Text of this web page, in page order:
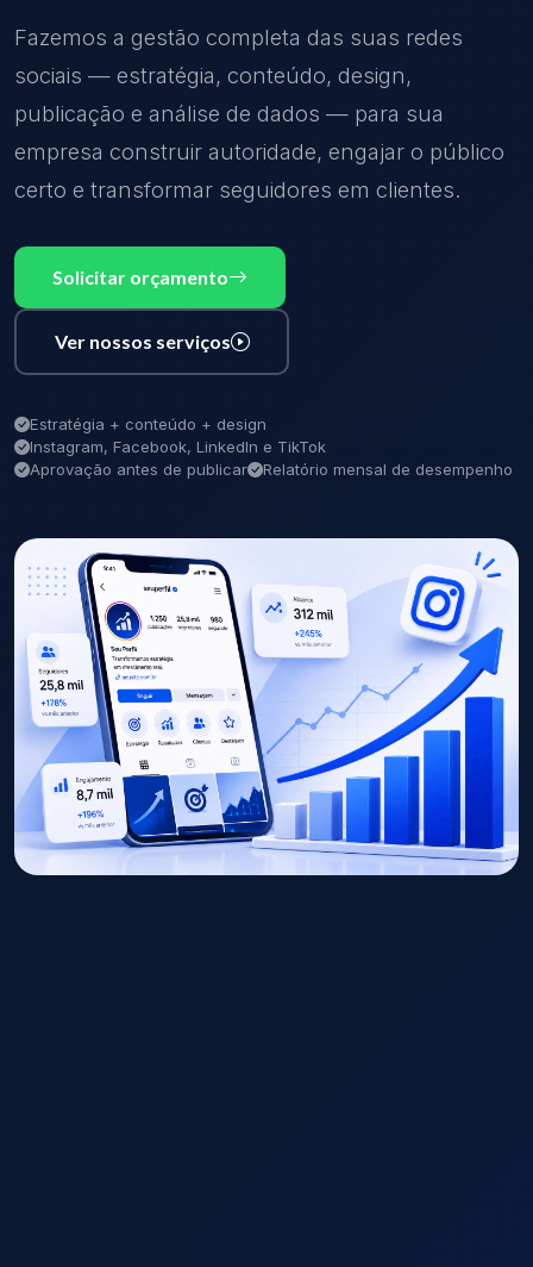
Fazemos a gestão completa das suas redes
sociais — estratégia, conteúdo, design,
publicação e análise de dados — para sua
empresa construir autoridade, engajar o público
certo e transformar seguidores em clientes.
Solicitar orçamento
Ver nossos serviços
Estratégia + conteúdo + design
Instagram, Facebook, LinkedIn e TikTok
Aprovação antes de publicar
Relatório mensal de desempenho